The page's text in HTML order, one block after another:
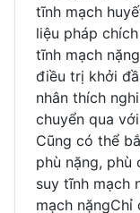
tĩnh mạch
liệu pháp
tĩnh mạch
điều trị khởi
nhân thích
chuyển qua
Cũng có thể
phù nặng, phù
suy tĩnh mạch
mạch